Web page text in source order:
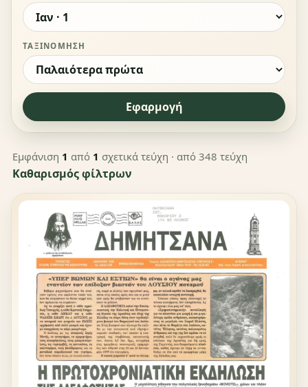
ΤΑΞΙΝΌΜΗΣΗ
Εφαρμογή
Εμφάνιση 1 από 1 σχετικά τεύχη · από 348 τεύχη
Καθαρισμός φίλτρων